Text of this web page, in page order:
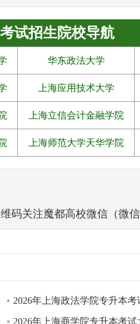
试招生院校导航
华东政法大学
上海应用技术大学
上海立信会计金融学院
上海师范大学天华学院
码关注魔都高校微信（微信
2026年上海政法学院专升本考
2026年上海商学院专升本考试